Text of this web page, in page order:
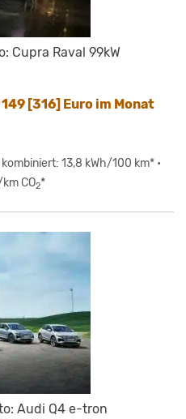
Cupra Raval 99kW
[316] Euro im Monat
13,8 kWh/100 km* •
CO2*
Audi Q4 e-tron